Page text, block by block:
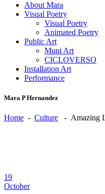
About Mara
Visual Poetry
Visual Poetry
Animated Poetry
Public Art
Muni Art
CICLOVERSO
Installation Art
Performance
Mara P Hernandez
Home - Culture - Amazing
19
October